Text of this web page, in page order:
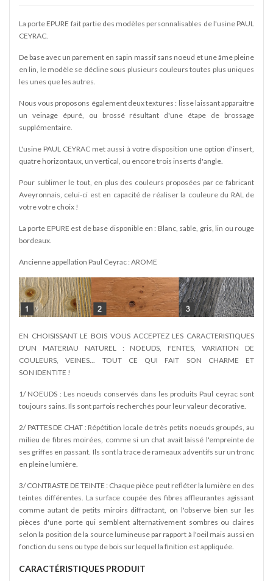
La porte EPURE fait partie des modèles personnalisables de l'usine PAUL
CEYRAC.
De base avec un parement en sapin massif sans noeud et une âme pleine
en lin, le modèle se décline sous plusieurs couleurs toutes plus uniques
les unes que les autres.
Nous vous proposons également deux textures : lisse laissant apparaitre
un veinage épuré, ou brossé résultant d'une étape de brossage
supplémentaire.
L'usine PAUL CEYRAC met aussi à votre disposition une option d'insert,
quatre horizontaux, un vertical, ou encore trois inserts d'angle.
Pour sublimer le tout, en plus des couleurs proposées par ce fabricant
Aveyronnais, celui-ci est en capacité de réaliser la couleure du RAL de
votre votre choix !
La porte EPURE est de base disponible en : Blanc, sable, gris, lin ou rouge
bordeaux.
Ancienne appellation Paul Ceyrac : AROME
EN CHOISISSANT LE BOIS VOUS ACCEPTEZ LES CARACTERISTIQUES
D'UN MATERIAU NATUREL : NOEUDS, FENTES, VARIATION DE
COULEURS, VEINES... TOUT CE QUI FAIT SON CHARME ET
SON IDENTITE !
1/ NOEUDS : Les noeuds conservés dans les produits Paul ceyrac sont
toujours sains. Ils sont parfois recherchés pour leur valeur décorative.
2/ PATTES DE CHAT : Répétition locale de très petits noeuds groupés, au
milieu de fibres moirées, comme si un chat avait laissé l'empreinte de
ses griffes en passant. Ils sont la trace de rameaux adventifs sur un tronc
en pleine lumière.
3/ CONTRASTE DE TEINTE : Chaque pièce peut refléter la lumière en des
teintes différentes. La surface coupée des fibres affleurantes agissant
comme autant de petits miroirs diffractant, on l'observe bien sur les
pièces d'une porte qui semblent alternativement sombres ou claires
selon la position de la source lumineuse par rapport à l'oeil mais aussi en
fonction du sens ou type de bois sur lequel la finition est appliquée.
CARACTÉRISTIQUES PRODUIT